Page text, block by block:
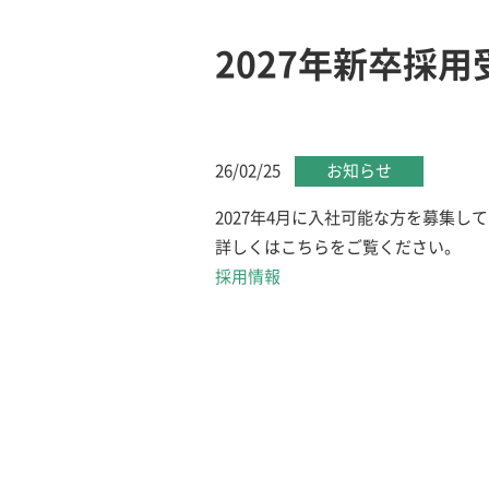
2027年新卒採用
26/02/25 お知らせ
2027年4月に入社可能な方を募集して
詳しくはこちらをご覧ください。
採用情報